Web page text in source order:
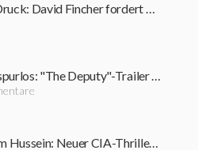
Tarantino-Spin-off unter Druck: David Fincher fordert Nachdrehs für 200-Millionen-Dollar-Film
Eine Leiche verschwindet spurlos: "The Deputy"-Trailer führt in einen Sumpf aus Korruption und Verbrechen
Joel Kinnaman jagt Saddam Hussein: Neuer CIA-Thriller startet bereits im September